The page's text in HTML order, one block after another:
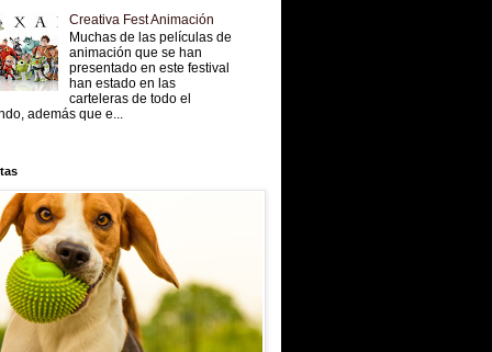
Creativa Fest Animación
Muchas de las películas de
animación que se han
presentado en este festival
han estado en las
carteleras de todo el
además que e...